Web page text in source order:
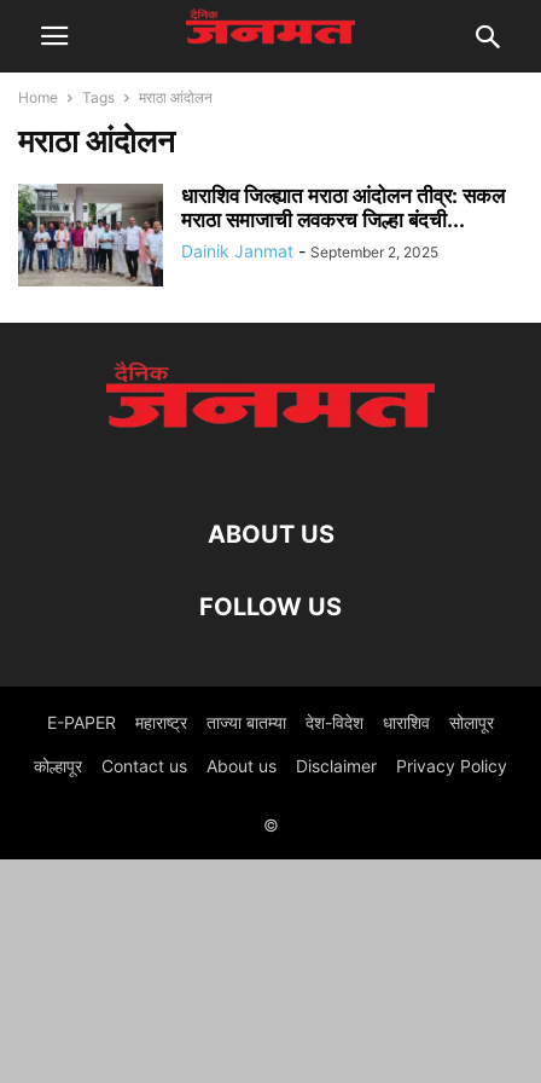
Home Tags मराठा आंदोलन
मराठा आंदोलन
धाराशिव जिल्ह्यात मराठा आंदोलन तीव्र: सकल
मराठा समाजाची लवकरच जिल्हा बंदची...
Dainik Janmat - September 2, 2025
ABOUT US
FOLLOW US
E-PAPER महाराष्ट्र ताज्या बातम्या देश-विदेश धाराशिव सोलापूर
कोल्हापूर Contact us About us Disclaimer Privacy Policy
©